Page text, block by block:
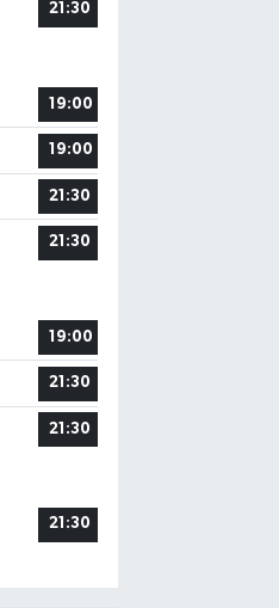
21:30
19:00
19:00
21:30
21:30
19:00
21:30
21:30
21:30